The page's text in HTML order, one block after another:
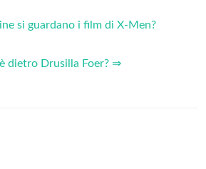
si guardano i film di X-Men?
dietro Drusilla Foer? ⇒